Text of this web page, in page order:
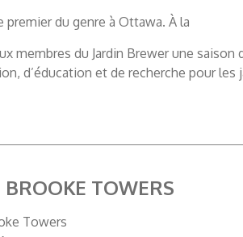
du genre à Ottawa. À la
membres du Jardin Brewer une
d’éducation et de recherche pour les
TOWERS
Towers